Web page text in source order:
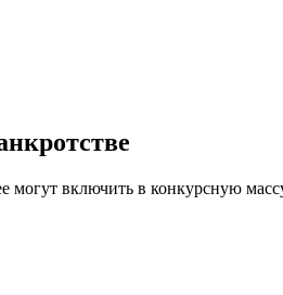
могут включить в конкурсную